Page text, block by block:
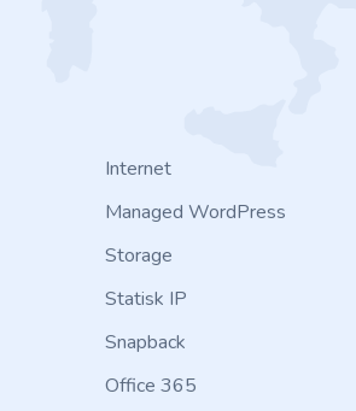
Internet
Managed WordPress
Storage
Statisk IP
Snapback
Office 365